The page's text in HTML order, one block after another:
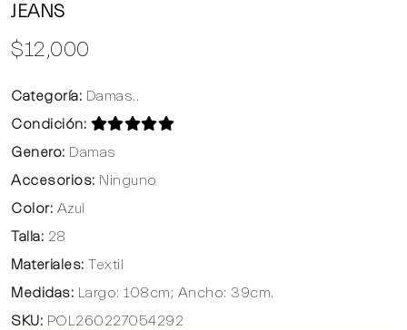
JEANS
$12,000
Categoría: Damas..
Condición:
Genero: Damas
Accesorios: Ninguno
Color: Azul
Talla: 28
Materiales: Textil
Medidas: Largo: 108cm; Ancho: 39cm.
SKU: POL260227054292